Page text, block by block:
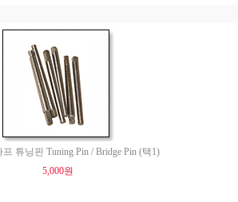
프 튜닝핀 Tuning Pin / Bridge Pin (택1)
5,000원